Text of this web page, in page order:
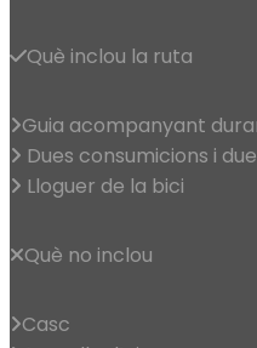
Què inclou la ruta
Guia acompanyant
Dues consumicions i
Lloguer de la bici
Què no inclou
Casc